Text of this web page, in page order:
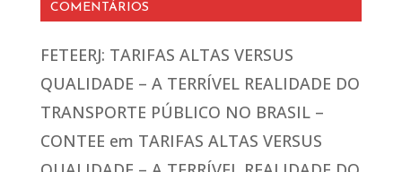
COMENTÁRIOS
FETEERJ: TARIFAS ALTAS VERSUS
QUALIDADE – A TERRÍVEL REALIDADE DO
TRANSPORTE PÚBLICO NO BRASIL –
CONTEE em TARIFAS ALTAS VERSUS